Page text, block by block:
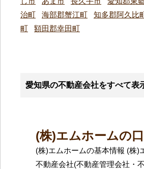
治町
海部郡蟹江町 知多郡阿久比
町
額田郡幸田町
愛知県の不動産会社をすべて表
(株)エムホームの
(株)エムホームの基本情報 (株)
不動産会社(不動産管理会社・